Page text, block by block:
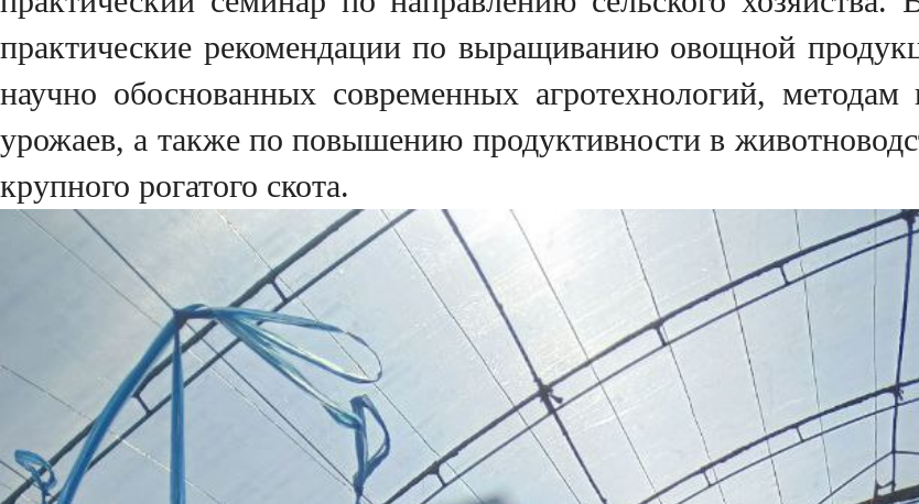
практические рекомендации по выращиванию овощной
научно обоснованных современных агротехнологий,
урожаев, а также по повышению продуктивности в
крупного рогатого скота.